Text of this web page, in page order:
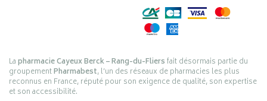
Lapharmacie Cayeux Berck – Rang-du-Fliersfait désormais partie du
groupementPharmabest, l’un des réseaux de pharmacies les plus
reconnus en France, réputé pour son exigence de qualité, son expertise
et son accessibilité.